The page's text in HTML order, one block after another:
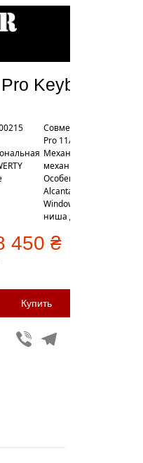
Keyboard
Совместимость: Surface
Pro 11/10/9/8
Механизм клавиш:
механические
Особенности: отделка
Alcantara, клавиша
Windows, Copilot,
ниша для стилуса
450 ₴
Viber